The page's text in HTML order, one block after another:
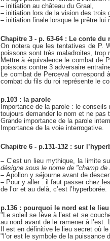
–initiation au château du Graal,
–initiation lors de la vision des trois
–initiation finale lorsque le prêtre lui
Chapitre 3 - p. 63-64 : Le conte
On notera que les tentatives de P.
poissons sont très maladroites, trop
Mettre à équivalence le combat de
poissons contre 3 adversaire
Le combat de Perceval
combat du fils du roi représente le
p.103 : la parole
Importance de la parole : le conseils
toujours demander le nom et ne pas
Grande importance de la parole
Importance de la voie interrogative.
Chapitre 6 - p.131-132 : sur
–C’est un lieu mythique, la limite
désigne sous le nome de "champ de
–Apollon y séjourne avant de
–Pour y aller : il faut passer chez
de l’or et au delà, c’est l’hyperborée.
p.136 : pourquoi le nord est le
"Le soleil se lève à l’est et se
au nord avant de le ramener à
Il est en définitive le lieu secret où
"l’or est le symbole de la puissance